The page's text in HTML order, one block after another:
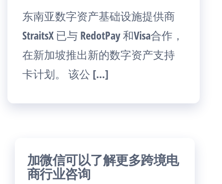
东南亚数字资产基础设施提供商
StraitsX 已与 RedotPay 和Visa合作，
在新加坡推出新的数字资产支持
卡计划。 该公 […]
加微信可以了解更多跨境电
商行业咨询